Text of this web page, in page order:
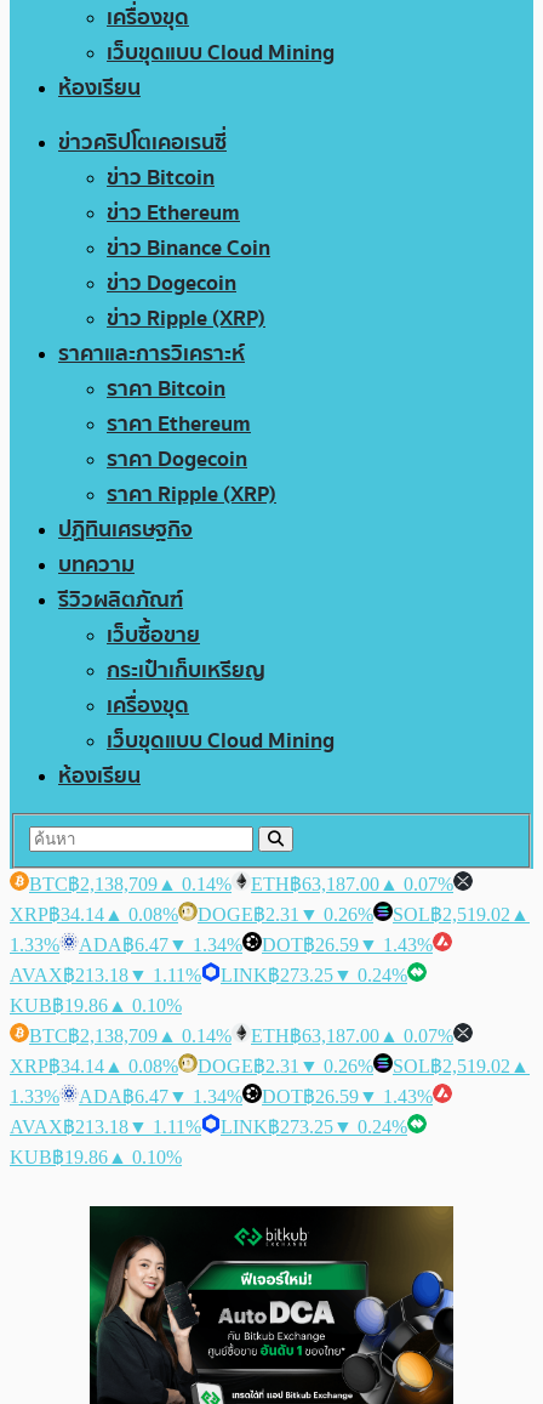
เครื่องขุด
เว็บขุดแบบ Cloud Mining
ห้องเรียน
ข่าวคริปโตเคอเรนซี่
ข่าว Bitcoin
ข่าว Ethereum
ข่าว Binance Coin
ข่าว Dogecoin
ข่าว Ripple (XRP)
ราคาและการวิเคราะห์
ราคา Bitcoin
ราคา Ethereum
ราคา Dogecoin
ราคา Ripple (XRP)
ปฏิทินเศรษฐกิจ
บทความ
รีวิวผลิตภัณฑ์
เว็บซื้อขาย
กระเป๋าเก็บเหรียญ
เครื่องขุด
เว็บขุดแบบ Cloud Mining
ห้องเรียน
BTC฿2,138,709 ▲ 0.14% ETH฿63,187.00 ▲ 0.07%
XRP฿34.14 ▲ 0.08% DOGE฿2.31 ▼ 0.26% SOL฿2,519.02 ▲
1.33%
ADA฿6.47▼ 1.34% DOT฿26.59▼ 1.43%
AVAX฿213.18▼ 1.11% LINK฿273.25▼ 0.24%
KUB฿19.86 ▲ 0.10%
BTC฿2,138,709 ▲ 0.14% ETH฿63,187.00 ▲ 0.07%
XRP฿34.14 ▲ 0.08% DOGE฿2.31 ▼ 0.26% SOL฿2,519.02 ▲
1.33%
ADA฿6.47▼ 1.34% DOT฿26.59▼ 1.43%
AVAX฿213.18▼ 1.11% LINK฿273.25▼ 0.24%
KUB฿19.86 ▲ 0.10%